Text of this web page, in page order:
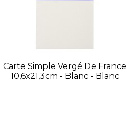
Carte Simple Vergé De France
10,6x21,3cm - Blanc - Blanc